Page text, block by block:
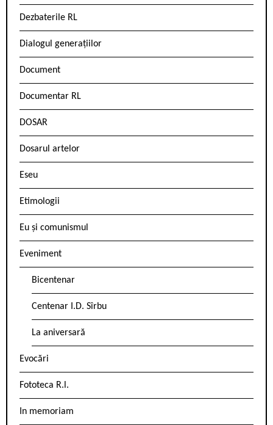
Dezbaterile RL
Dialogul generațiilor
Document
Documentar RL
DOSAR
Dosarul artelor
Eseu
Etimologii
Eu și comunismul
Eveniment
Bicentenar
Centenar I.D. Sîrbu
La aniversară
Evocări
Fototeca R.l.
In memoriam